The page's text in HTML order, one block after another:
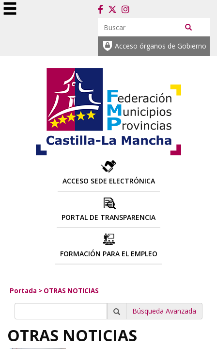
Acceso órganos de Gobierno
ACCESO SEDE ELECTRÓNICA
PORTAL DE TRANSPARENCIA
FORMACIÓN PARA EL EMPLEO
Portada > OTRAS NOTICIAS
Búsqueda Avanzada
OTRAS NOTICIAS